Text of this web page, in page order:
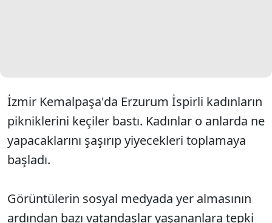
İzmir Kemalpaşa'da Erzurum İspirli kadınların
pikniklerini keçiler bastı. Kadınlar o anlarda ne
yapacaklarını şaşırıp yiyecekleri toplamaya
başladı.
Görüntülerin sosyal medyada yer almasının
ardından bazı vatandaşlar yaşananlara tepki